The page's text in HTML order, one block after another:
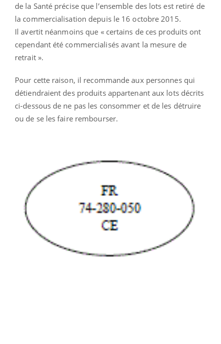
de la Santé précise que l’ensemble des lots est retiré de
la commercialisation depuis le 16 octobre 2015.
Il avertit néanmoins que « certains de ces produits ont
cependant été commercialisés avant la mesure de
retrait ».
Pour cette raison, il recommande aux personnes qui
détiendraient des produits appartenant aux lots décrits
ci-dessous de ne pas les consommer et de les détruire
ou de se les faire rembourser.